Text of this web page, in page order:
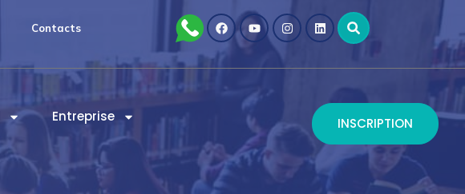
Contacts
Entreprise
INSCRIPTION